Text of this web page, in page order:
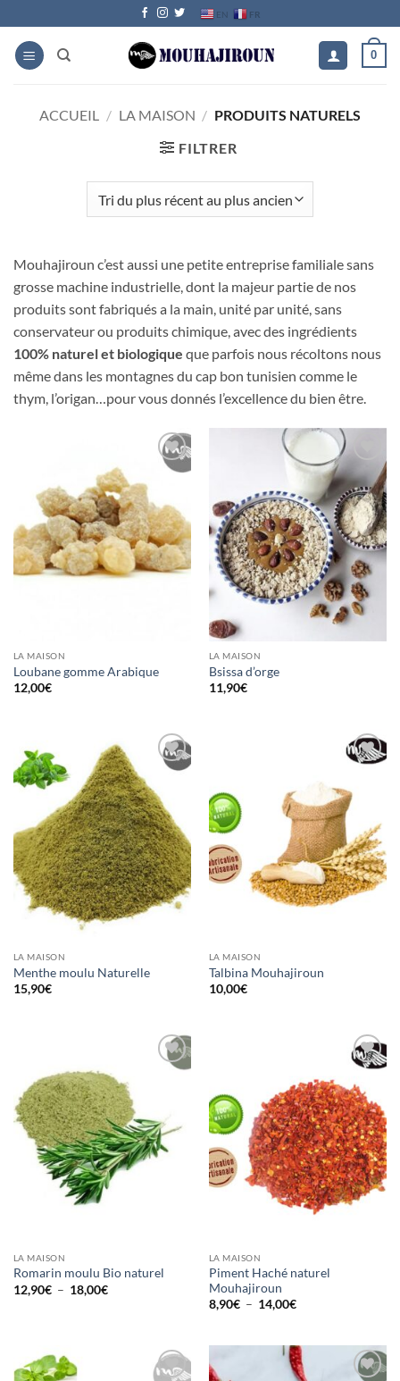
au
contenu
EN FR
0
ACCUEIL / LA MAISON / PRODUITS NATURELS
FILTRER
Mouhajiroun c’est aussi une petite entreprise familiale sans
grosse machine industrielle, dont la majeur partie de nos
produits sont fabriqués a la main, unité par unité, sans
conservateur ou produits chimique, avec des ingrédients
100% naturel et biologique que parfois nous récoltons nous
même dans les montagnes du cap bon tunisien comme le
thym, l’origan…pour vous donnés l’excellence du bien être.
Ajouter
à la liste
d’envies
LA MAISON
Loubane gomme Arabique
12,00€
Ajouter
à la liste
d’envies
LA MAISON
Bsissa d’orge
11,90€
Ajouter
à la liste
d’envies
LA MAISON
Menthe moulu Naturelle
15,90€
à la liste
d’envies
LA MAISON
Talbina Mouhajiroun
10,00€
Ajouter
LA MAISON
Romarin moulu Bio naturel
12,90€ – 18,00€Plage
à la liste
d’envies
LA MAISON
Piment Haché naturel
Mouhajiroun
8,90€ – 14,00€Plage
à
14,00€